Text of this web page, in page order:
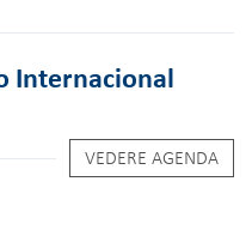
Internacional
VEDERE AGENDA